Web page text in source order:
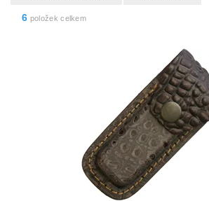
6 položek celkem